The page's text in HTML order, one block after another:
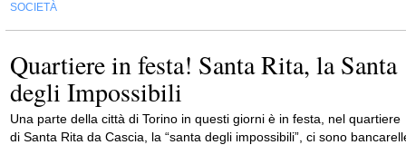
SOCIETÀ
Quartiere in festa! Santa Rita, la Santa
degli Impossibili
Una parte della città di Torino in questi giorni è in festa, nel quartiere
di Santa Rita da Cascia, la “santa degli impossibili”, ci sono